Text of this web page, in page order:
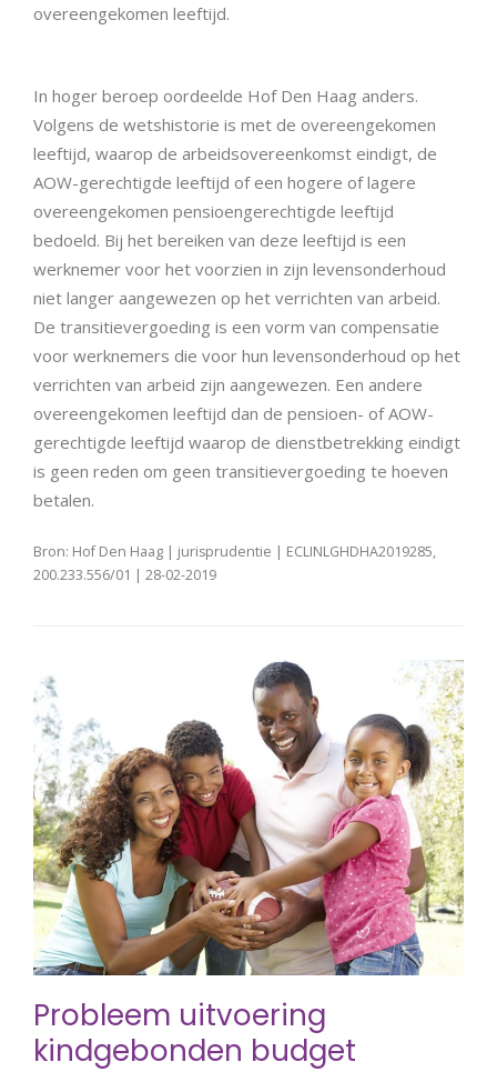
overeengekomen leeftijd.
In hoger beroep oordeelde Hof Den Haag anders.
Volgens de wetshistorie is met de overeengekomen
leeftijd, waarop de arbeidsovereenkomst eindigt, de
AOW-gerechtigde leeftijd of een hogere of lagere
overeengekomen pensioengerechtigde leeftijd
bedoeld. Bij het bereiken van deze leeftijd is een
werknemer voor het voorzien in zijn levensonderhoud
niet langer aangewezen op het verrichten van arbeid.
De transitievergoeding is een vorm van compensatie
voor werknemers die voor hun levensonderhoud op het
verrichten van arbeid zijn aangewezen. Een andere
overeengekomen leeftijd dan de pensioen- of AOW-
gerechtigde leeftijd waarop de dienstbetrekking eindigt
is geen reden om geen transitievergoeding te hoeven
betalen.
Bron: Hof Den Haag | jurisprudentie | ECLINLGHDHA2019285,
200.233.556/01 | 28-02-2019
Probleem uitvoering
kindgebonden budget